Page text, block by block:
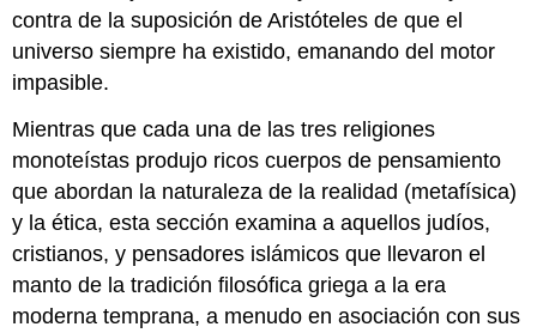
contra de la suposición de Aristóteles de que el
universo siempre ha existido, emanando del motor
impasible.
Mientras que cada una de las tres religiones
monoteístas produjo ricos cuerpos de pensamiento
que abordan la naturaleza de la realidad (metafísica)
y la ética, esta sección examina a aquellos judíos,
cristianos, y pensadores islámicos que llevaron el
manto de la tradición filosófica griega a la era
moderna temprana, a menudo en asociación con sus